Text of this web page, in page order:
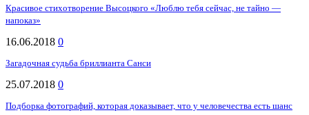
Красивое стихотворение Высоцкого «Люблю тебя сейчас, не тайно —
напоказ»
16.06.2018 0
Загадочная судьба бриллианта Санси
25.07.2018 0
Подборка фотографий, которая доказывает, что у человечества есть шанс